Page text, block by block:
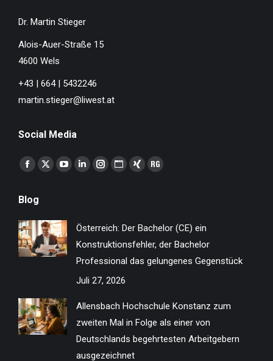
Dr. Martin Stieger
Alois-Auer-Straße 15
4600 Wels
+43 | 664 | 5432246
martin.stieger@liwest.at
Social Media
Finden Sie uns auf:
Facebook
opens
in
new
window
X
in
new
window
YouTube
in
new
window
Linkedin
new
window
Instagram
new
window
Website
new
window
XING
new
window
ResearchGate
new
window
Blog
Österreich: Der Bachelor (CE) ein
Konstruktionsfehler, der Bachelor
Professional das gelungenes Gegenstück
Juli 27, 2026
Allensbach Hochschule Konstanz zum
zweiten Mal in Folge als einer von
Deutschlands begehrtesten Arbeitgebern
ausgezeichnet